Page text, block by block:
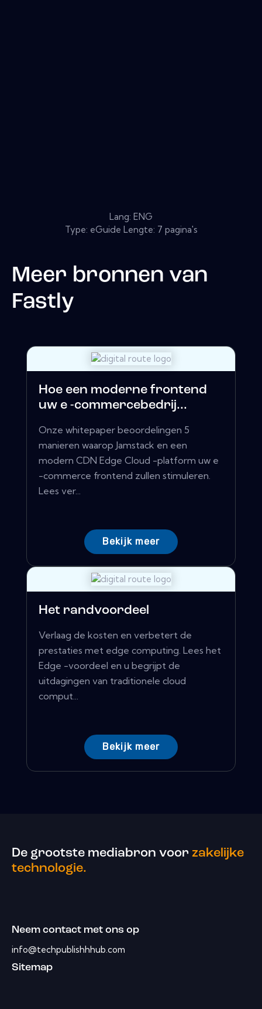
Lang: ENG
Type: eGuide Lengte: 7 pagina's
Meer bronnen van
Fastly
Hoe een moderne frontend
uw e -commercebedrij...
Onze whitepaper beoordelingen 5
manieren waarop Jamstack en een
modern CDN Edge Cloud -platform uw e
-commerce frontend zullen stimuleren.
Lees ver...
Bekijk meer
Het randvoordeel
Verlaag de kosten en verbetert de
prestaties met edge computing. Lees het
Edge -voordeel en u begrijpt de
uitdagingen van traditionele cloud
comput...
Bekijk meer
De grootste mediabron voor zakelijke
technologie.
Neem contact met ons op
info@techpublishhhub.com
Sitemap